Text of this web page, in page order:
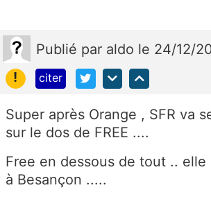
Publié par aldo le 24/12/
!
citer
Super après Orange , SFR va
sur le dos de FREE ....
Free en dessous de tout ..
à Besançon .....